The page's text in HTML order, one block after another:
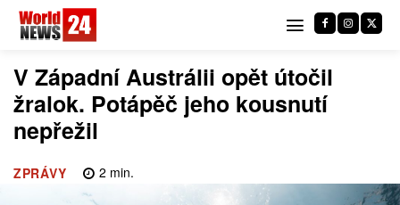
V Západní Austrálii opět útočil
žralok. Potápěč jeho kousnutí
nepřežil
ZPRÁVY 2 min.